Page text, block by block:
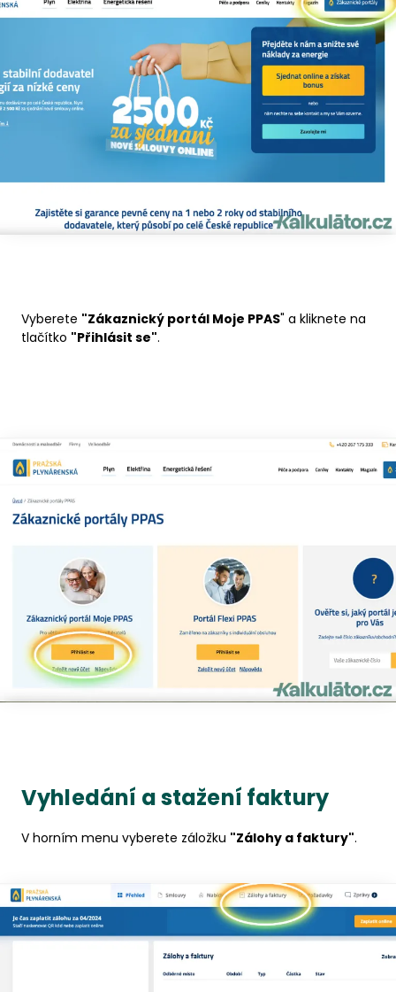
Vyberete "Zákaznický portál Moje PPAS" a kliknete na
tlačítko "Přihlásit se".
Vyhledání a stažení faktury
V horním menu vyberete záložku "Zálohy a faktury".